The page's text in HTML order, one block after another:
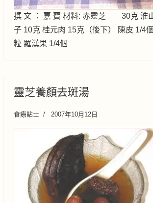
撰 文 ： 嘉 寶 材料: 赤靈芝 30克
子 10克 桂元肉 15克（後下） 陳皮 1/
粒 羅漢果 1/4個
靈芝養顏去斑湯
食療貼士 2007年10月12日